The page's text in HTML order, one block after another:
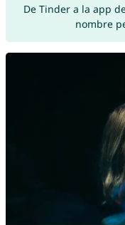
De Tinder a la app
nombre